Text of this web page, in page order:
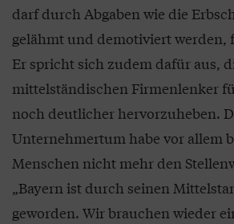
darf durch Abgaben wie die
gelähmt und demotiviert werden,
Er spricht sich zudem dafür aus,
mittelständischen Firmenlenker
noch deutlicher hervorzuheben.
Unternehmertum habe vor allem
Menschen nicht mehr den
„Bayern ist durch seinen
geworden. Wir brauchen wieder